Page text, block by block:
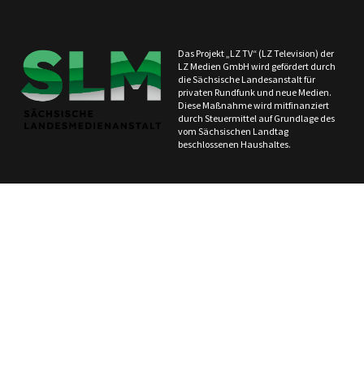
Das Projekt „LZ TV“ (LZ Television) der
LZ Medien GmbH wird gefördert durch
die Sächsische Landesanstalt für
privaten Rundfunk und neue Medien.
Diese Maßnahme wird mitfinanziert
durch Steuermittel auf Grundlage des
vom Sächsischen Landtag
beschlossenen Haushaltes.